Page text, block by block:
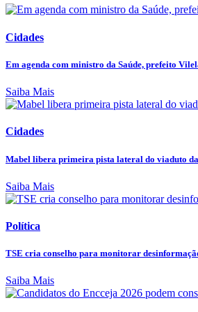
Cidades
Em agenda com ministro da Saúde, prefeito
Saiba Mais
Cidades
Mabel libera primeira pista lateral do viaduto da
Saiba Mais
Política
TSE cria conselho para monitorar
Saiba Mais